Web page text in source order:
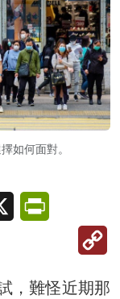
如何面對。
X
，難怪近期那